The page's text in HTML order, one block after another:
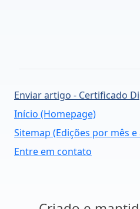
Enviar artigo - Certificado
Início (Homepage)
Sitemap (Edições por mês e
Entre em contato